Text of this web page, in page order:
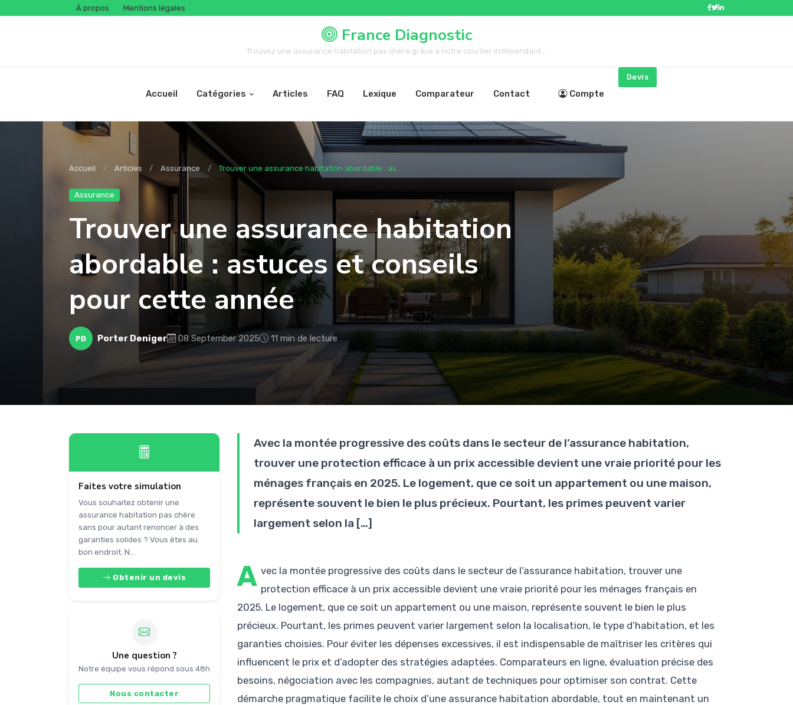
À propos Mentions légales
France Diagnostic
Trouvez une assurance habitation pas chère grâce à notre courtier indépendant...
Accueil Catégories Articles FAQ Lexique Comparateur Contact Compte
Devis
Accueil Articles Assurance Trouver une assurance habitation abordable : as...
Assurance
Trouver une assurance habitation
abordable : astuces et conseils
pour cette année
PD Porter Deniger 08 September 2025 11 min de lecture
Faites votre simulation
Vous souhaitez obtenir une
assurance habitation pas chère
sans pour autant renoncer à des
garanties solides ? Vous êtes au
bon endroit. N...
Obtenir un devis
Une question ?
Notre équipe vous répond sous 48h
Nous contacter
Avec la montée progressive des coûts dans le secteur de l’assurance habitation,
trouver une protection efficace à un prix accessible devient une vraie priorité pour les
ménages français en 2025. Le logement, que ce soit un appartement ou une maison,
représente souvent le bien le plus précieux. Pourtant, les primes peuvent varier
largement selon la […]
A vec la montée progressive des coûts dans le secteur de l’assurance habitation, trouver une
protection efficace à un prix accessible devient une vraie priorité pour les ménages français en
2025. Le logement, que ce soit un appartement ou une maison, représente souvent le bien le plus
précieux. Pourtant, les primes peuvent varier largement selon la localisation, le type d’habitation, et les
garanties choisies. Pour éviter les dépenses excessives, il est indispensable de maîtriser les critères qui
influencent le prix et d’adopter des stratégies adaptées. Comparateurs en ligne, évaluation précise des
besoins, négociation avec les compagnies, autant de techniques pour optimiser son contrat. Cette
démarche pragmatique facilite le choix d’une assurance habitation abordable, tout en maintenant un